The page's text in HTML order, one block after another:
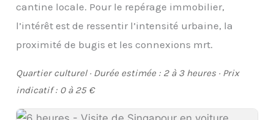
cantine locale. Pour le repérage immobilier,
l’intérêt est de ressentir l’intensité urbaine, la
proximité de bugis et les connexions mrt.
Quartier culturel · Durée estimée : 2 à 3 heures · Prix
indicatif : 0 à 25 €